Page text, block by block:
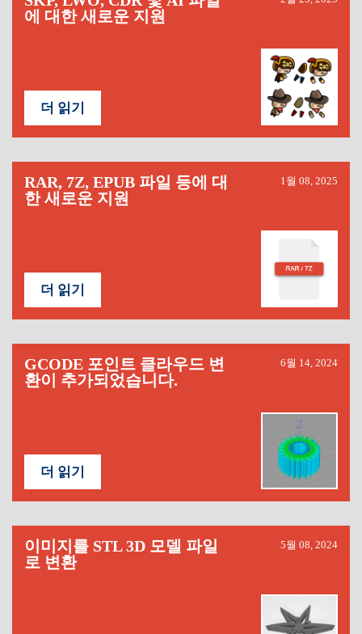
에 대한 새로운 지원
더 읽기
RAR, 7Z, EPUB 파일 등에 대
한 새로운 지원
1월 08, 2025
더 읽기
GCODE 포인트 클라우드 변
환이 추가되었습니다.
6월 14, 2024
더 읽기
이미지를 STL 3D 모델 파일
로 변환
5월 08, 2024